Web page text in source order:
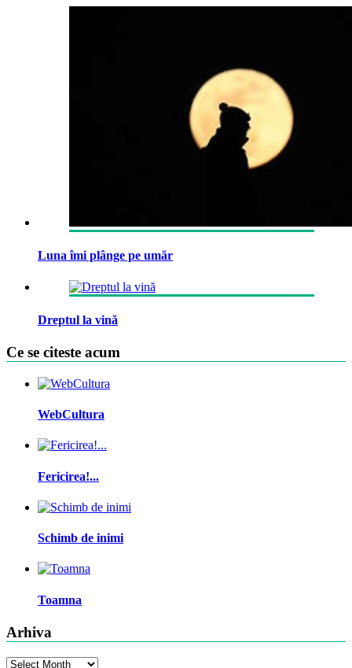
Luna îmi plânge pe umăr
Dreptul la vină
Ce se citeste acum
WebCultura
Fericirea!...
Schimb de inimi
Toamna
Arhiva
Arhiva